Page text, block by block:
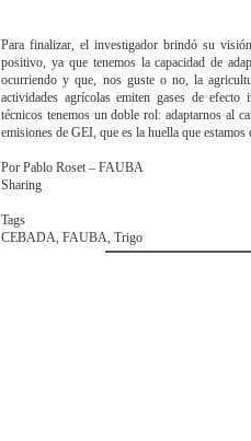
Para finalizar, el investigador brindó su
positivo, ya que tenemos la capacidad de
ocurriendo y que, nos guste o no, la
actividades agrícolas emiten gases de
técnicos tenemos un doble rol: adaptarnos al
emisiones de GEI, que es la huella que estamos
Por Pablo Roset – FAUBA
Sharing
Tags
CEBADA, FAUBA, Trigo